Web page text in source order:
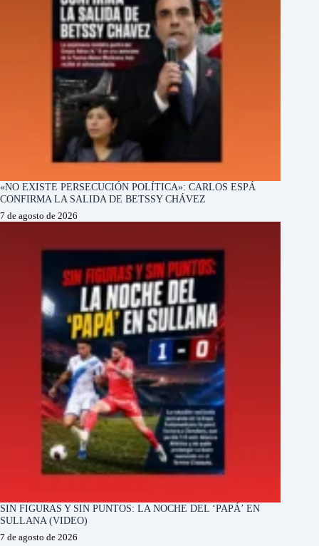
«NO EXISTE PERSECUCIÓN POLÍTICA»: CARLOS ESPÁ
CONFIRMA LA SALIDA DE BETSSY CHÁVEZ
7 de agosto de 2026
SIN FIGURAS Y SIN PUNTOS: LA NOCHE DEL ‘PAPÁ’ EN
SULLANA (VIDEO)
7 de agosto de 2026